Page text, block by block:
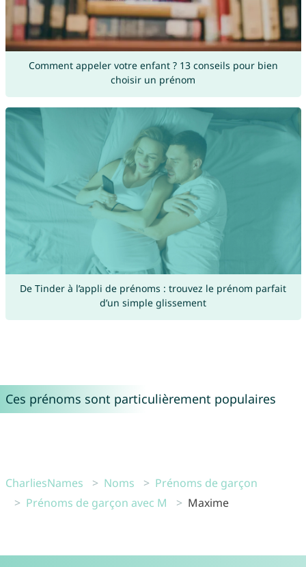
Comment appeler votre enfant ? 13 conseils pour bien
choisir un prénom
De Tinder à l’appli de prénoms : trouvez le prénom parfait
d’un simple glissement
Ces prénoms sont particulièrement populaires
CharliesNames Noms
Prénoms de garçon
Prénoms de garçon avec M
Maxime